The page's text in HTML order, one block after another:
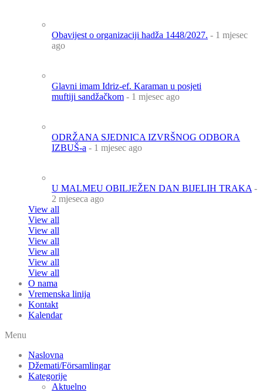
Obavijest o organizaciji hadža 1448/2027. - 1 mjesec
ago
Glavni imam Idriz-ef. Karaman u posjeti
muftiji sandžačkom - 1 mjesec ago
ODRŽANA SJEDNICA IZVRŠNOG ODBORA
IZBUŠ-a - 1 mjesec ago
U MALMEU OBILJEŽEN DAN BIJELIH TRAKA -
2 mjeseca ago
View all
View all
View all
View all
View all
View all
View all
O nama
Vremenska linija
Kontakt
Kalendar
Menu
Naslovna
Džemati/Församlingar
Kategorije
Aktuelno